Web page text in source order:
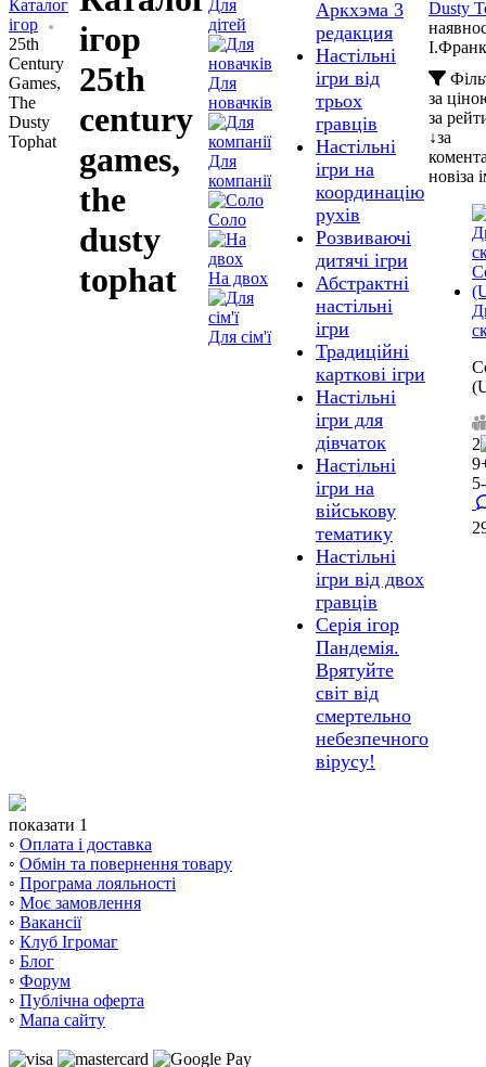
Каталог
ігор
25th
Century
Games,
The
Dusty
Tophat
ігор
25th
century
games,
the
dusty
tophat
Для
дітей
Для
новачків
Для
компанії
Соло
На двох
Для сім'ї
Аркхэма 3
редакция
Настільні
ігри від
трьох
гравців
Настільні
ігри на
координацію
рухів
Розвиваючі
дитячі ігри
Абстрактні
настільні
ігри
Традиційні
карткові ігри
Настільні
ігри для
дівчаток
Настільні
ігри на
військову
тематику
Настільні
ігри від двох
гравців
Серія ігор
Пандемія.
Врятуйте
світ від
смертельно
небезпечного
вірусу!
Dusty
за
за
↓за
новіза
2
показати 1
◦ Оплата і доставка
◦ Обмін та повернення товару
◦ Програма лояльності
◦ Моє замовлення
◦ Вакансії
◦ Клуб Ігромаг
◦ Блог
◦ Форум
◦ Публічна оферта
◦ Мапа сайту